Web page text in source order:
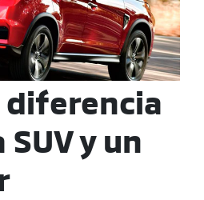
diferencia
y un